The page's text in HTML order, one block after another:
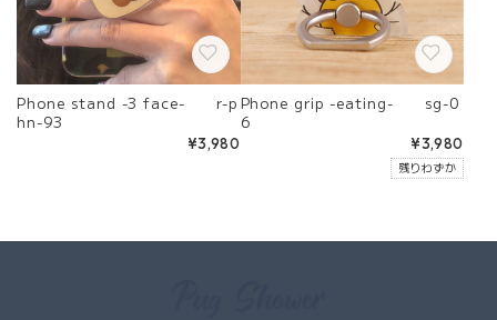
Phone stand -3 face- r-p
hn-93
¥3,980
Phone grip -eating- sg-0
6
¥3,980
残りわずか